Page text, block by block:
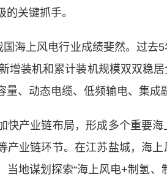
的关键抓手。
海上风电行业成绩斐然。过去5
增装机和累计装机规模双双稳
量、动态电缆、低频输电、集成
产业链布局，形成多个重要海
产业链环节。在江苏盐城，海
当地谋划探索“海上风电+制氢